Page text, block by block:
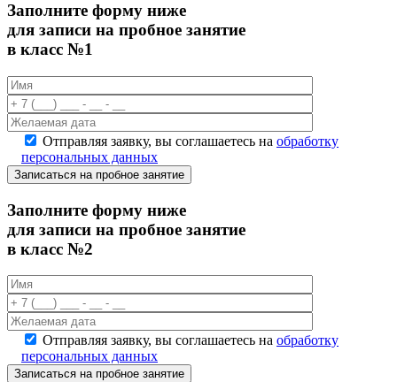
Заполните форму ниже
для записи на пробное занятие
в класс №1
Отправляя заявку, вы соглашаетесь на обработку
персональных данных
Записаться на пробное занятие
Заполните форму ниже
для записи на пробное занятие
в класс №2
Отправляя заявку, вы соглашаетесь на обработку
персональных данных
Записаться на пробное занятие